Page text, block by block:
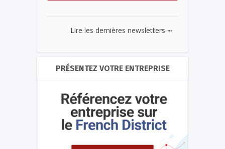
Lire les dernières newsletters ...
PRÉSENTEZ VOTRE ENTREPRISE